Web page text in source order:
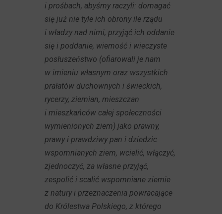
i prośbach, abyśmy raczyli: domagać
się już nie tyle ich obrony ile rządu
i władzy nad nimi, przyjąć ich oddanie
się i poddanie, wierność i wieczyste
posłuszeństwo (ofiarowali je nam
w imieniu własnym oraz wszystkich
prałatów duchownych i świeckich,
rycerzy, ziemian, mieszczan
i mieszkańców całej społeczności
wymienionych ziem) jako prawny,
prawy i prawdziwy pan i dziedzic
wspomnianych ziem, wcielić, włączyć,
zjednoczyć, za własne przyjąć,
zespolić i scalić wspomniane ziemie
z natury i przeznaczenia powracające
do Królestwa Polskiego, z którego